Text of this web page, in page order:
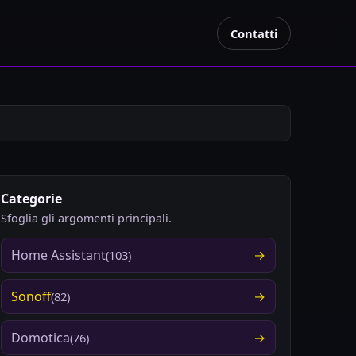
Contatti
Categorie
Sfoglia gli argomenti principali.
Home Assistant(103)
Sonoff(82)
Domotica(76)